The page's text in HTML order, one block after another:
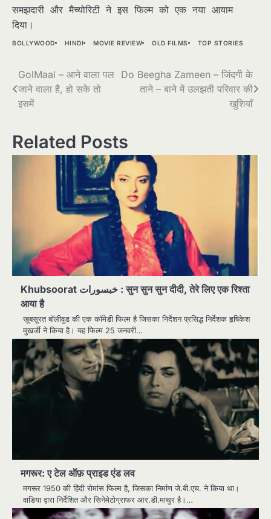
समझदारी और मैच्योरिटी ने इस फिल्म को एक नया आयाम
दिया।
BOLLYWOOD HINDI MOVIE REVIEW OLD FILMS TOP STORIES
Post
navigation
GolMaal – आने वाला पल
जाने वाला है, हो सके तो
इसमें
Do Beegha Zameen – जिंदगी के
ताने – बाने में उलझती परिवार की
खुशियाँ
Related Posts
Khubsoorat خبسورات : सुन सुन सुन दीदी, तेरे लिए एक रिश्ता
आया है
खूबसूरत बॉलीवुड की एक कॉमेडी फिल्म है जिसका निर्देशन प्रसिद्ध निर्देशक हृषिकेश
मुखर्जी ने किया है। यह फिल्म 25 जनवरी…
मगरूर: ए टेल ऑफ़ प्राइड एंड लव
मगरूर 1950 की हिंदी रोमांस फिल्म है, जिसका निर्माण जे.बी.एच. ने किया था।
वाडिया द्वारा निर्देशित और सिनेमेटोग्राफर आर.डी.माथुर है।…